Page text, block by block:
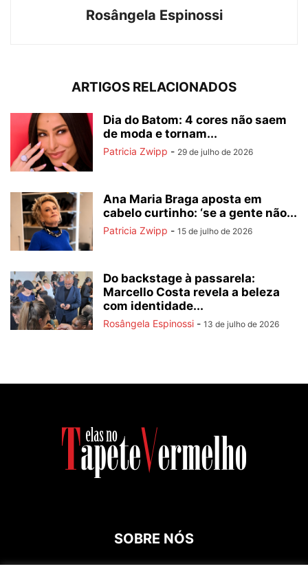
Rosângela Espinossi
ARTIGOS RELACIONADOS
Dia do Batom: 4 cores não saem
de moda e tornam...
Patricia Zwipp - 29 de julho de 2026
Ana Maria Braga aposta em
cabelo curtinho: ‘se a gente não...
Patricia Zwipp - 15 de julho de 2026
Do backstage à passarela:
Marcello Costa revela a beleza
com identidade...
Rosângela Espinossi - 13 de julho de 2026
SOBRE NÓS